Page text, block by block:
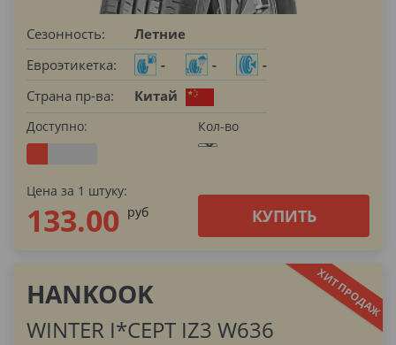
Сезонность:
Летние
Евроэтикетка:
- -
-
Страна пр-ва:
Китай
Доступно: Кол-во
Цена за 1 штуку:
133.00 pуб КУПИТЬ
HANKOOK
WINTER I*CEPT IZ3 W636